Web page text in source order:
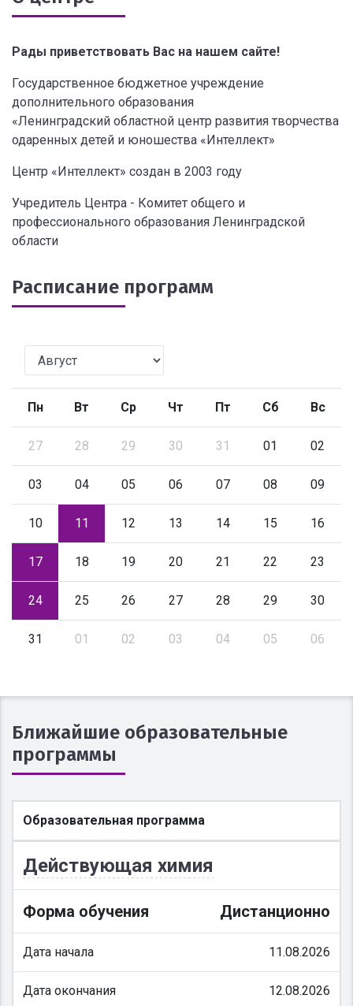
Рады приветствовать Вас на нашем сайте!
Государственное бюджетное учреждение
дополнительного образования
«Ленинградский областной центр развития творчества
одаренных детей и юношества «Интеллект»
Центр «Интеллект» создан в 2003 году
Учредитель Центра - Комитет общего и
профессионального образования Ленинградской
области
Расписание программ
Пн Вт Ср Чт Пт Сб Вс
27 28 29 30 31 01 02
03 04 05 06 07 08 09
10 11 12 13 14 15 16
17 18 19 20 21 22 23
24 25 26 27 28 29 30
31 01 02 03 04 05 06
Ближайшие образовательные
программы
Образовательная программа
Действующая химия
Форма обучения Дистанционно
Дата начала 11.08.2026
Дата окончания 12.08.2026